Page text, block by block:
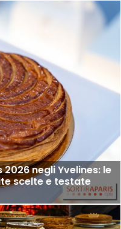
negli Yvelines: le
scelte e testate